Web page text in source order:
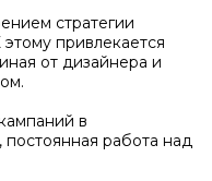
стратегии
привлекается
от дизайнера и
в
работа над